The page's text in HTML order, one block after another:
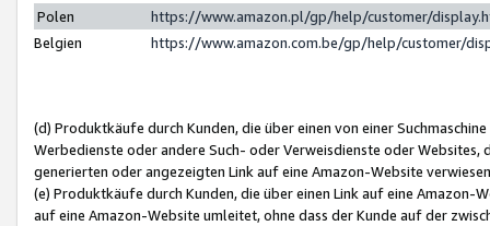
Polen
https://www.amazon.pl/gp/help/customer/
Belgien
https://www.amazon.com.be/gp/help/customer/
(d) Produktkäufe durch Kunden, die über einen von einer
Werbedienste oder andere Such- oder Verweisdienste oder Websites,
generierten oder angezeigten Link auf eine Amazon-Website
(e) Produktkäufe durch Kunden, die über einen Link auf eine
auf eine Amazon-Website umleitet, ohne dass der Kunde auf der